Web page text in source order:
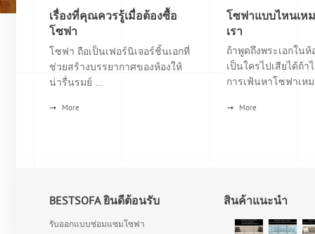
เรื่องที่คุณควรรู้เมื่อต้องซื้อ
โซฟา
โซฟา ถือเป็นเฟอร์นิเจอร์ชิ้นเอกที่
ช่วยสร้างบรรยากาศของห้องให้
น่ารื่นรมย์ ...
More
โซฟาแบบไหนเห
เรา
ถ้าพูดถึงพระเอกในห้
เป็นใครไปเสียได้ถ้า
การเฟ้นหาโซฟาเหม
More
BESTSOFA ยินดีต้อนรับ
รับออกแบบซ่อมแซมโซฟา
สินค้าแนะนำ